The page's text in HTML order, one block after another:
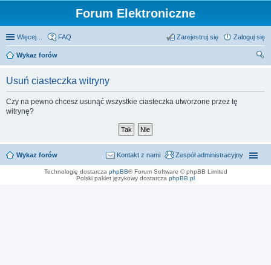
Forum Elektroniczne
Więcej… FAQ Zaloguj się
Zarejestruj się
Wykaz forów
Usuń ciasteczka witryny
Czy na pewno chcesz usunąć wszystkie ciasteczka utworzone przez tę
witrynę?
Wykaz forów Zespół administracyjny
Kontakt z nami
Technologię dostarcza phpBB® Forum Software © phpBB Limited
Polski pakiet językowy dostarcza phpBB.pl